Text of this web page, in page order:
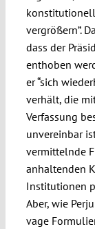
vergrößern”.
dass der
enthoben
er “sich
verhält, die
Verfassung
unvereinbar
vermittelnde
anhaltenden
Institutionen
Aber, wie Perju
vage